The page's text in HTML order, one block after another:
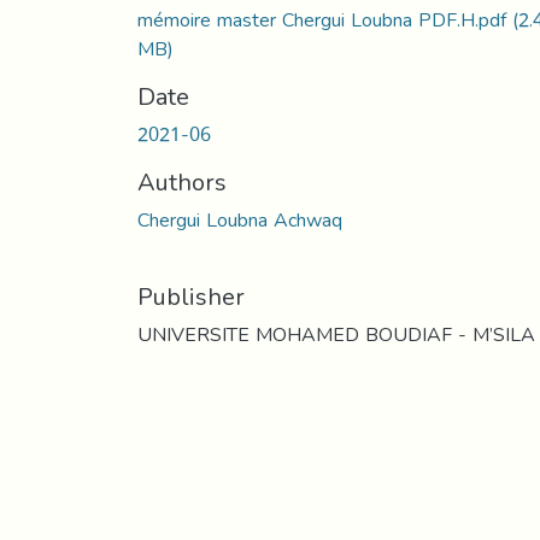
mémoire master Chergui Loubna PDF.H.pdf
MB)
Date
2021-06
Authors
Chergui Loubna Achwaq
Publisher
UNIVERSITE MOHAMED BOUDIAF - M’SILA